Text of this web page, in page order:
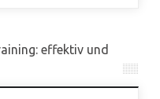
effektiv und